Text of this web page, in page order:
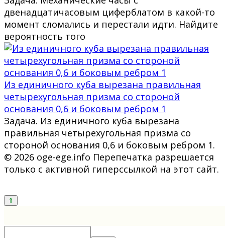
двенадцатичасовым циферблатом в какой-то
момент сломались и перестали идти. Найдите
вероятность того
Из единичного куба вырезана правильная
четырехугольная призма со стороной
основания 0,6 и боковым ребром 1
Задача. Из единичного куба вырезана
правильная четырехугольная призма со
стороной основания 0,6 и боковым ребром 1.
© 2026 oge-ege.info Перепечатка разрешается
только с активной гиперссылкой на этот сайт.